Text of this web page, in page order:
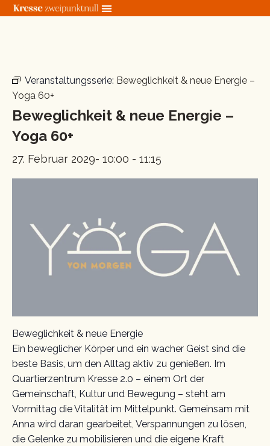
Zum
Veranstaltungsserie: Beweglichkeit & neue Energie –
Yoga 60+
Beweglichkeit & neue Energie –
Yoga 60+
27. Februar 2029- 10:00 - 11:15
Beweglichkeit & neue Energie
Ein beweglicher Körper und ein wacher Geist sind die
beste Basis, um den Alltag aktiv zu genießen. Im
Quartierzentrum Kresse 2.0 – einem Ort der
Gemeinschaft, Kultur und Bewegung – steht am
Vormittag die Vitalität im Mittelpunkt. Gemeinsam mit
Anna wird daran gearbeitet, Verspannungen zu lösen,
die Gelenke zu mobilisieren und die eigene Kraft